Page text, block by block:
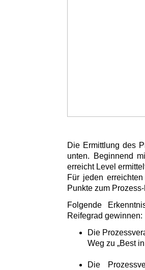
Die Ermittlung des
unten. Beginnend
erreicht Level
Für jeden
Punkte zum
Folgende
Reifegrad gewinnen:
Die
Weg zu „Best
Die